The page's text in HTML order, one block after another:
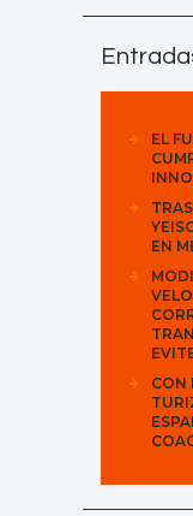
EL
EN
CON